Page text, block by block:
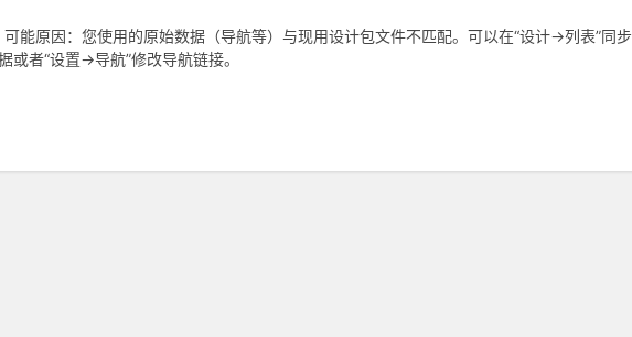
能原因：您使用的原始数据（导航等）与现用设计包文件不匹配。可以在“设计->列表”同步
或者“设置->导航”修改导航链接。